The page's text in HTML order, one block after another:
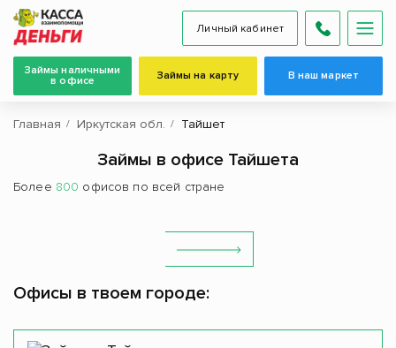
Личный кабинет
Займы наличными
в офисе
Займы на карту В наш маркет
Главная Иркутская обл. Тайшет
Займы в офисе Тайшета
Более 800 офисов по всей стране
Офисы в твоем городе: